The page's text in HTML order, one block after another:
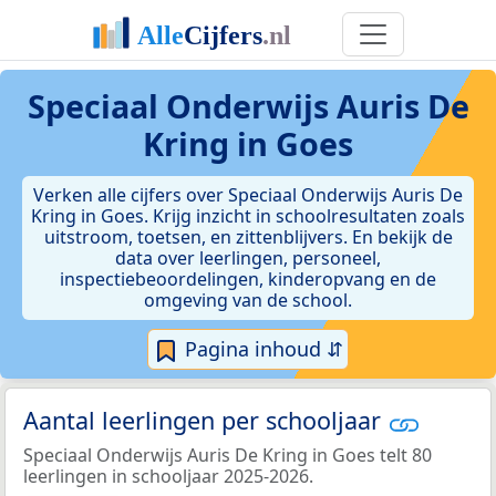
Speciaal Onderwijs Auris De
Kring in Goes
Verken alle cijfers over Speciaal Onderwijs Auris De
Kring in Goes. Krijg inzicht in schoolresultaten zoals
uitstroom, toetsen, en zittenblijvers. En bekijk de
data over leerlingen, personeel,
inspectiebeoordelingen, kinderopvang en de
omgeving van de school.
Pagina inhoud ⇵
Aantal leerlingen per schooljaar
Speciaal Onderwijs Auris De Kring in Goes telt 80
leerlingen in schooljaar 2025-2026.